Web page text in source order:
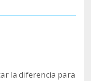
la diferencia para